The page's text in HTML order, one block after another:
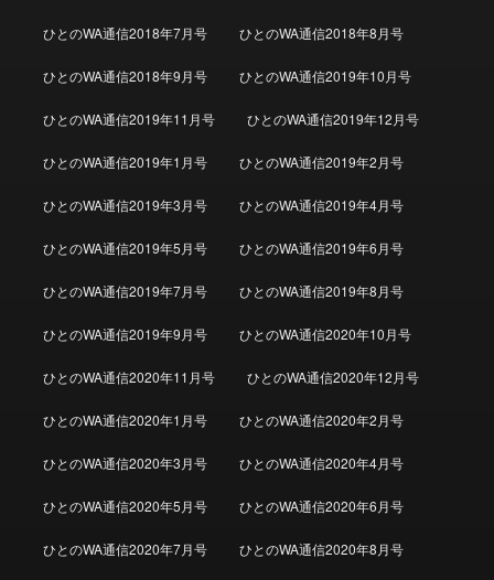
ひとのWA通信2018年7月号 ひとのWA通信2018年8月号
ひとのWA通信2018年9月号 ひとのWA通信2019年10月号
ひとのWA通信2019年11月号 ひとのWA通信2019年12月号
ひとのWA通信2019年1月号 ひとのWA通信2019年2月号
ひとのWA通信2019年3月号 ひとのWA通信2019年4月号
ひとのWA通信2019年5月号 ひとのWA通信2019年6月号
ひとのWA通信2019年7月号 ひとのWA通信2019年8月号
ひとのWA通信2019年9月号 ひとのWA通信2020年10月号
ひとのWA通信2020年11月号 ひとのWA通信2020年12月号
ひとのWA通信2020年1月号 ひとのWA通信2020年2月号
ひとのWA通信2020年3月号 ひとのWA通信2020年4月号
ひとのWA通信2020年5月号 ひとのWA通信2020年6月号
ひとのWA通信2020年7月号 ひとのWA通信2020年8月号